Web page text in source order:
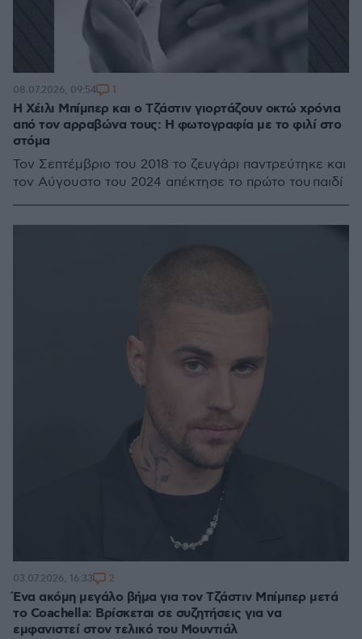
H Χέιλι Μπίμπερ και ο Τζάστιν γιορτάζουν οκτώ χρόνια
από τον αρραβώνα τους: Η φωτογραφία με το φιλί στο
στόμα
Τον Σεπτέμβριο του 2018 το ζευγάρι παντρεύτηκε και
τον Αύγουστο του 2024 απέκτησε το πρώτο του παιδί
08.07.2026, 09:54 1
Ένα ακόμη μεγάλο βήμα για τον Τζάστιν Μπίμπερ μετά
το Coachella: Βρίσκεται σε συζητήσεις για να
εμφανιστεί στον τελικό του Μουντιάλ
03.07.2026, 16:33 2